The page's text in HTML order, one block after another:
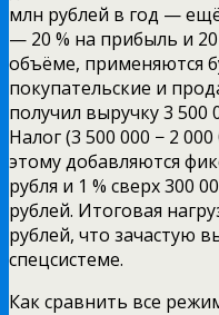
млн рублей в год —
— 20 % на прибыль и
объёме, применяются
покупательские и
получил выручку 3 500
Налог (3 500 000 − 2
этому добавляются
рубля и 1 % сверх 300
рублей. Итоговая
рублей, что зачастую
спецсистеме.
Как сравнить все